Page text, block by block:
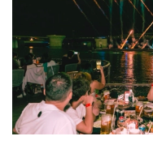
một buổi tối đáng nhớ tại đây.